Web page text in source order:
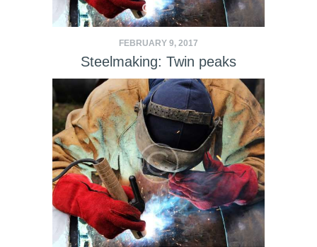
FEBRUARY 9, 2017
Steelmaking: Twin peaks